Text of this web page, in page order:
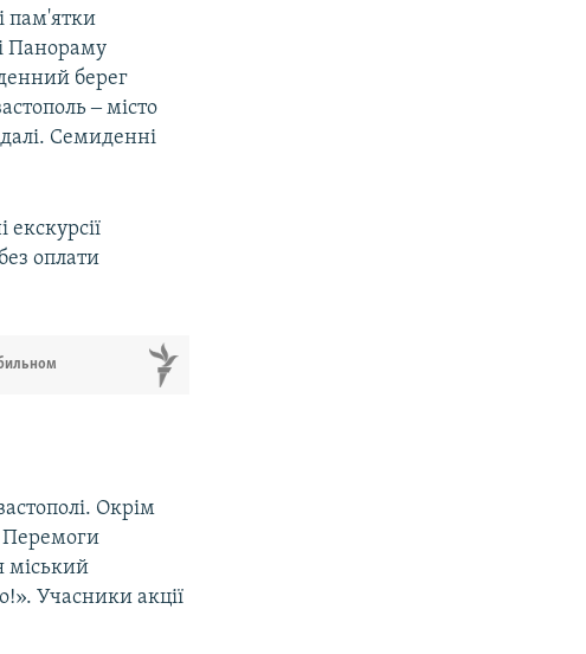
пам'ятки
Панораму
берег
‒ місто
Семиденні
оплати
Окрім
Перемоги
міський
Учасники акції